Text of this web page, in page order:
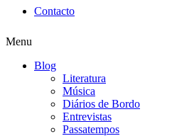
Contacto
Menu
Blog
Literatura
Música
Diários de Bordo
Entrevistas
Passatempos